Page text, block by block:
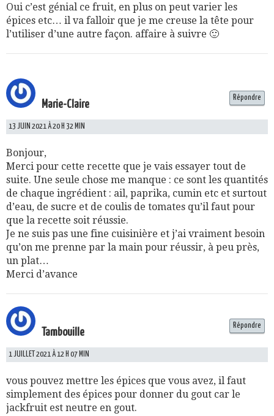
Oui c’est génial ce fruit, en plus on peut varier les
épices etc… il va falloir que je me creuse la tête pour
l’utiliser d’une autre façon. affaire à suivre 🙂
Marie-Claire
13 JUIN 2021 À 20 H 32 MIN
Bonjour,
Merci pour cette recette que je vais essayer tout de
suite. Une seule chose me manque : ce sont les quantités
de chaque ingrédient : ail, paprika, cumin etc et surtout
d’eau, de sucre et de coulis de tomates qu’il faut pour
que la recette soit réussie.
Je ne suis pas une fine cuisinière et j’ai vraiment besoin
qu’on me prenne par la main pour réussir, à peu près,
un plat…
Merci d’avance
Répondre
Tambouille
1 JUILLET 2021 À 12 H 07 MIN
vous pouvez mettre les épices que vous avez, il faut
simplement des épices pour donner du gout car le
jackfruit est neutre en gout.
Répondre